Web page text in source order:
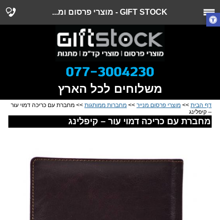
GIFT STOCK - מוצרי פרסום ומ...
משלוחים לכל הארץ
דף הבית >> מוצרי פרסום מנייר >> מחברות ממותגות >> מחברת עם כריכה דמוי עור
– קיפלינג
מחברת עם כריכה דמוי עור – קיפלינג